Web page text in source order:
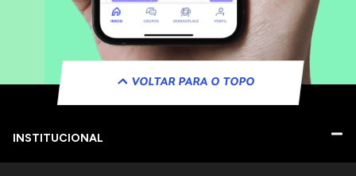
VOLTAR PARA O TOPO
INSTITUCIONAL